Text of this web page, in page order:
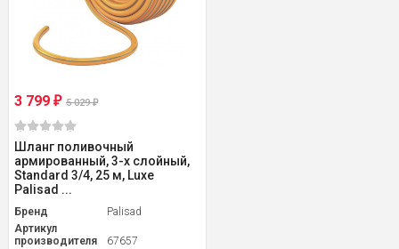
3 799 ₽ 5 029₽
Шланг поливочный
армированный, 3-х слойный,
Standard 3/4, 25 м, Luxe
Palisad ...
Бренд
Palisad
Артикул
производителя
67657